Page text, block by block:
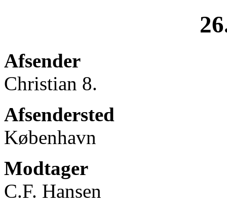
Afsender
Christian 8.
Afsendersted
København
Modtager
C.F. Hansen